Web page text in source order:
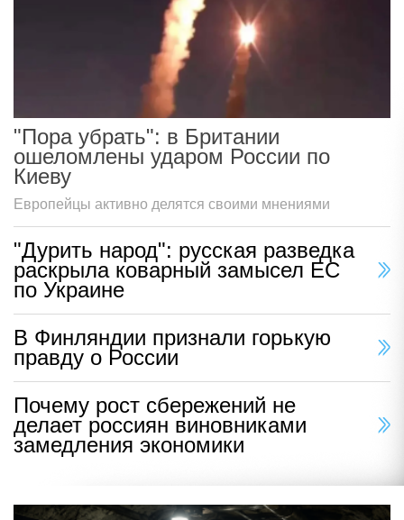
"Пора убрать": в Британии
ошеломлены ударом России по
Киеву
Европейцы активно делятся своими мнениями
"Дурить народ": русская разведка
раскрыла коварный замысел ЕС
по Украине
В Финляндии признали горькую
правду о России
Почему рост сбережений не
делает россиян виновниками
замедления экономики